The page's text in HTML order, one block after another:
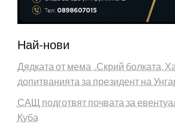
Най-нови
Дядката от мема „Скрий болката,
допитванията за президент на
САЩ подготвят почвата за
Куба